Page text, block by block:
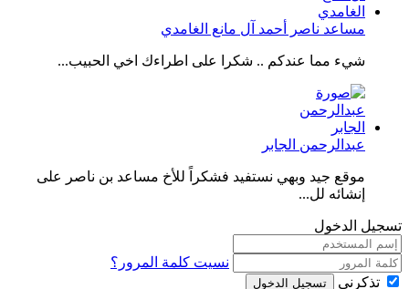
مساعد ناصر أحمد آل مانع الغامدي
شيء مما عندكم .. شكرا على اطراءك اخي الحبيب...
عبدالرحمن الجابر
موقع جيد وبهي نستفيد فشكراً للأخ مساعد بن ناصر على
إنشائه لل...
تسجيل الدخول
نسيت كلمة المرور؟
تذكرني
تسجيل الدخول